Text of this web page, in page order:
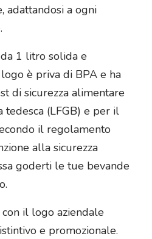
adattandosi a ogni
1 litro solida e
è priva di BPA e ha
di sicurezza alimentare
tedesca (LFGB) e per il
il regolamento
alla sicurezza
goderti le tue bevande
il logo aziendale
e promozionale.